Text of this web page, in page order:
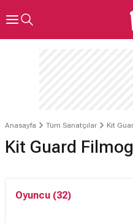
Anasayfa Tüm Sanatçılar Kit
Kit Guard
Oyuncu (32)